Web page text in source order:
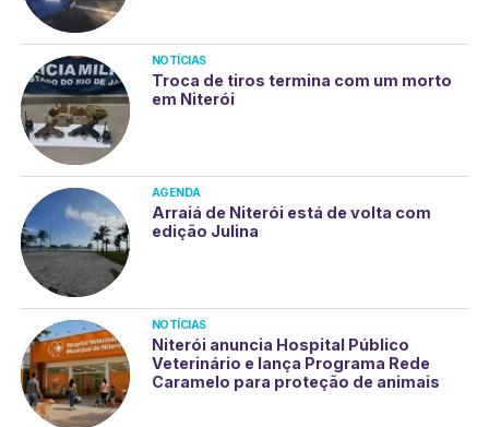
NOTÍCIAS
Troca de tiros termina com um morto
em Niterói
AGENDA
Arraiá de Niterói está de volta com
edição Julina
NOTÍCIAS
Niterói anuncia Hospital Público
Veterinário e lança Programa Rede
Caramelo para proteção de animais